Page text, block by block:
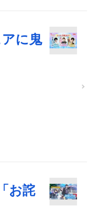
に鬼
お詫